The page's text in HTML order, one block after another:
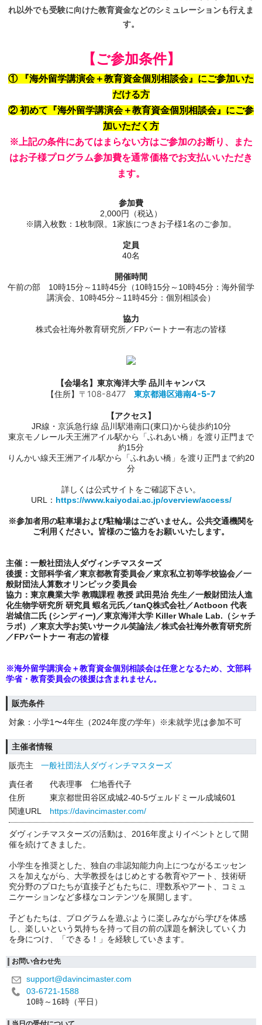
れ以外でも受験に向けた教育資金などのシミュレーションも行えま
す。
【ご参加条件】
① 『海外留学講演会＋教育資金個別相談会』にご参加いた
だける方
② 初めて『海外留学講演会＋教育資金個別相談会』にご参
加いただく方
※上記の条件にあてはまらない方はご参加のお断り、また
はお子様プログラム参加費を通常価格でお支払いいただき
ます。
参加費
2,000円（税込）
※購入枚数：1枚制限。1家族につきお子様1名のご参加。
定員
40名
開催時間
午前の部 10時15分～11時45分（10時15分～10時45分：海外留学
講演会、10時45分～11時45分：個別相談会）
協力
株式会社海外教育研究所／FPパートナー有志の皆様
【会場名】 東京海洋大学 品川キャンパス
【住所】 〒108-8477 東京都港区港南4-5-7
【アクセス】
JR線・京浜急行線 品川駅港南口(東口)から徒歩約10分
東京モノレール天王洲アイル駅から「ふれあい橋」を渡り正門まで
約15分
りんかい線天王洲アイル駅から「ふれあい橋」を渡り正門まで約20
分
詳しくは公式サイトをご確認下さい。
URL： https://www.kaiyodai.ac.jp/overview/access/
※参加者用の駐車場および駐輪場はございません。公共交通機関を
ご利用ください。皆様のご協力をお願いいたします。
主催：一般社団法人ダヴィンチマスターズ
後援：文部科学省／東京都教育委員会／東京私立初等学校協会／一
般財団法人算数オリンピック委員会
協力：東京農業大学 教職課程 教授 武田晃治 先生／一般財団法人進
化生物学研究所 研究員 蝦名元氏／tanQ株式会社／Actboon 代表
岩城信二氏 (シンディー)／東京海洋大学 Killer Whale Lab.（シャチ
ラボ）／東京大学お笑いサークル笑論法／株式会社海外教育研究所
／FPパートナー 有志の皆様
※海外留学講演会＋教育資金個別相談会は任意となるため、文部科
学省・教育委員会の後援は含まれません。
販売条件
対象：小学1〜4年生（2024年度の学年）※未就学児は参加不可
主催者情報
販売主
一般社団法人ダヴィンチマスターズ
責任者
代表理事 仁地香代子
住所
東京都世田谷区成城2-40-5ヴェルドミール成城601
関連URL
https://davincimaster.com/
ダヴィンチマスターズの活動は、2016年度よりイベントとして開
催を続けてきました。
小学生を推奨とした、独自の非認知能力向上につながるエッセン
スを加えながら、大学教授をはじめとする教育やアート、技術研
究分野のプロたちが直接子どもたちに、理数系やアート、コミュ
ニケーションなど多様なコンテンツを展開します。
子どもたちは、プログラムを遊ぶように楽しみながら学びを体感
し、楽しいという気持ちを持って目の前の課題を解決していく力
を身につけ、「できる！」を経験していきます。
お問い合わせ先
support@davincimaster.com
03-6721-1588
10時～16時（平日）